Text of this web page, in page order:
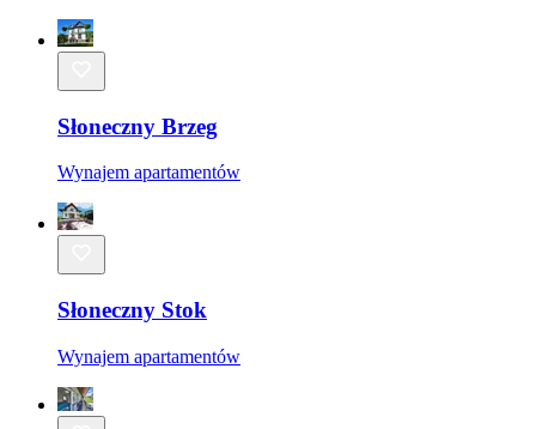
Słoneczny Brzeg
Wynajem apartamentów
Słoneczny Stok
Wynajem apartamentów